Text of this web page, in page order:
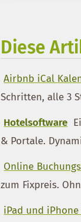
Diese
Airbnb iCal
Schritten, alle 3
Hotelsoftware
& Portale.
Online
zum Fixpreis.
iPad und